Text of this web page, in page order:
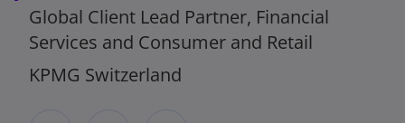
Global Client Lead Partner, Financial
Services and Consumer and Retail
KPMG Switzerland